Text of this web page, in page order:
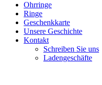
Ohrringe
Ringe
Geschenkkarte
Unsere Geschichte
Kontakt
Schreiben Sie uns
Ladengeschäfte